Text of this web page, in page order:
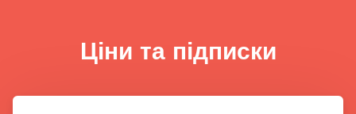
Ціни та підписки